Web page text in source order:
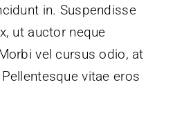
in. Suspendisse
ut auctor neque
vel cursus odio, at
vitae eros